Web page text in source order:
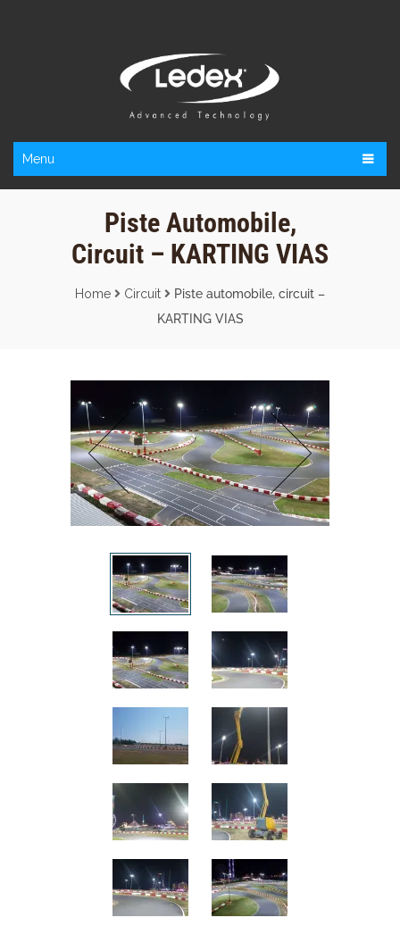
Menu
Piste Automobile,
Circuit – KARTING VIAS
Home Circuit
Piste automobile, circuit –
KARTING VIAS